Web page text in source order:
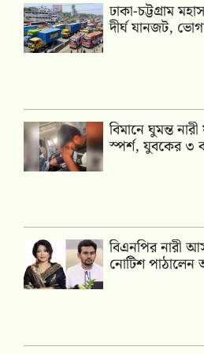
ঢাকা-চট্টগ্রাম
দীর্ঘ যানজট,
বিমানে ঘুমন্ত
স্পর্শ, যুবকের ৩
বিএনপির নারী
নোটিশ